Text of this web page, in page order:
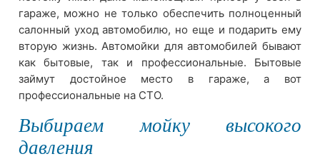
гараже, можно не только обеспечить полноценный
салонный уход автомобилю, но еще и подарить ему
вторую жизнь. Автомойки для автомобилей бывают
как бытовые, так и профессиональные. Бытовые
займут достойное место в гараже, а вот
профессиональные на СТО.
Выбираем мойку высокого
давления